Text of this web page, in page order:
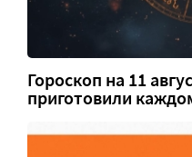
Гороскоп на 11
приготовили